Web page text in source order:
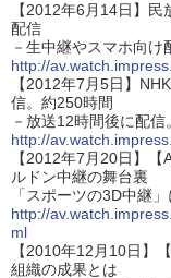
【2012年6月14日】
配信
－生中継やスマホ向け
http://
【2012年7月5日】
信。約250時間
－放送12時間後に配
http://
【2012年7月20日】
ルドン中継の舞台裏
「スポーツの3D中継
http://
ml
【2010年12月10日】
組織の成果とは